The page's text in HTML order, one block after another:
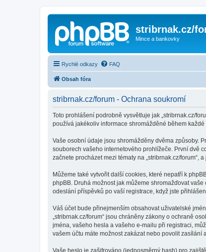
stribrnak.cz/
Mince a bankovky
Rychlé odkazy FAQ
Obsah fóra
stribrnak.cz/forum - Ochrana soukromí
Toto prohlášení podrobně vysvětluje jak „stribrnak.cz/
používá jakékoliv informace shromážděné během každé
Vaše osobní údaje jsou shromážděny dvěma způsoby.
souborech vašeho internetového prohlížeče. První dvě
začnete procházet mezi tématy na „stribrnak.cz/forum“,
Můžeme také vytvořit další cookies, které nepatří k
phpBB. Druhá možnost jak můžeme shromažďovat
odeslání příspěvků po vaší registrace, když jste
Váš účet bude přinejmenším obsahovat uživatelské
„stribrnak.cz/forum“ jsou chráněny zákony o ochraně
jména, vašeho hesla a vašeho e-mailu při registraci,
vašem účtu máte možnost zakázat nebo povolit zasílání
Vaše heslo je zašifrováno (jednosměrný hash) pro